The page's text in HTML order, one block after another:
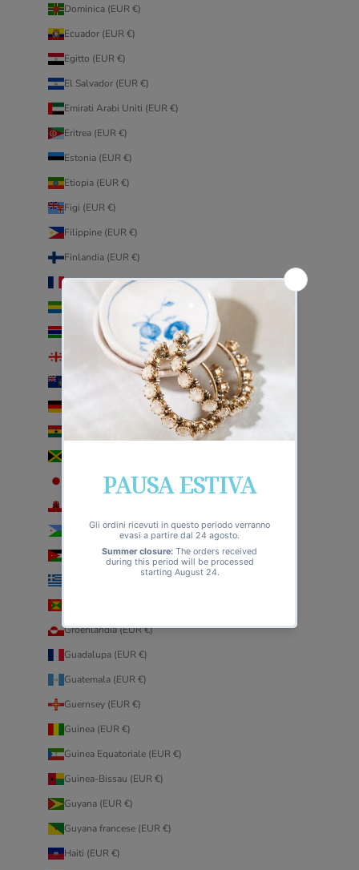
Dominica (EUR €)
Ecuador (EUR €)
Egitto (EUR €)
El Salvador (EUR €)
Emirati Arabi Uniti (EUR €)
Eritrea (EUR €)
Estonia (EUR €)
Etiopia (EUR €)
Figi (EUR €)
Filippine (EUR €)
Finlandia (EUR €)
Francia (EUR €)
Gabon (EUR €)
Gambia (EUR €)
Georgia (EUR €)
Georgia del Sud e Sandwich australi (EUR €)
Giappone (EUR €)
Gibuti (EUR €)
Giordania (EUR €)
Groenlandia (EUR €)
Guadalupa (EUR €)
Guatemala (EUR €)
Guernsey (EUR €)
Guinea (EUR €)
Guinea Equatoriale (EUR €)
Guinea-Bissau (EUR €)
Guyana (EUR €)
Guyana francese (EUR €)
Haiti (EUR €)